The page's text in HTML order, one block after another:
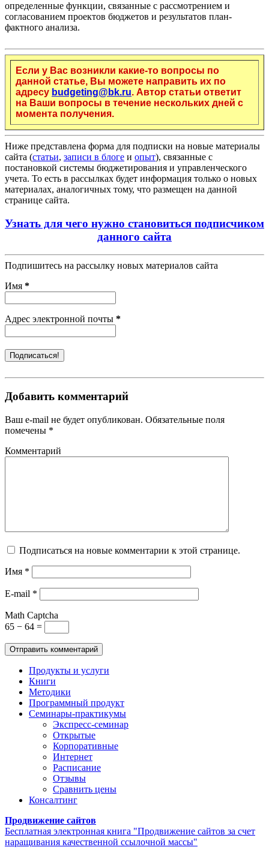
определенные функции, связанные с рассмотрением и
согласованием проектов бюджетов и результатов план-
фактного анализа.
Если у Вас возникли какие-то вопросы по
данной статье, Вы можете направить их по
адресу budgeting@bk.ru. Автор статьи ответит
на Ваши вопросы в течение нескольких дней с
момента получения.
Ниже представлена форма для подписки на новые материалы
сайта (статьи, записи в блоге и опыт), связанные с
постановкой системы бюджетирования и управленческого
учета. То есть в рассылках будет информация только о новых
материалах, аналогичных тому, что размещен на данной
странице сайта.
Узнать для чего нужно становиться подписчиком
данного сайта
Подпишитесь на рассылку новых материалов сайта
Имя *
Адрес электронной почты *
Добавить комментарий
Ваш e-mail не будет опубликован. Обязательные поля
помечены *
Комментарий
Подписаться на новые комментарии к этой странице.
Имя *
E-mail *
Math Captcha
65 − 64 =
Продукты и услуги
Книги
Методики
Программный продукт
Семинары-практикумы
Экспресс-семинар
Открытые
Корпоративные
Интернет
Расписание
Отзывы
Сравнить цены
Консалтинг
Продвижение сайтов
Бесплатная электронная книга "Продвижение сайтов за счет
наращивания качественной ссылочной массы"